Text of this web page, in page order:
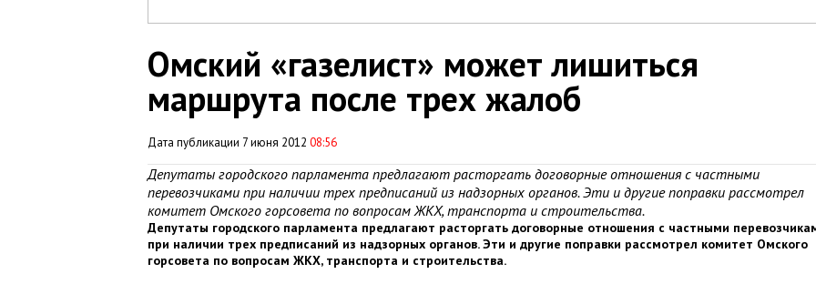
Омский «газелист» может лишиться
маршрута после трех жалоб
Дата публикации 7 июня 2012 08:56
Депутаты городского парламента предлагают расторгать договорные отношения с частными
перевозчиками при наличии трех предписаний из надзорных органов. Эти и другие поправки рассмотрел
комитет Омского горсовета по вопросам ЖКХ, транспорта и строительства.
Депутаты городского парламента предлагают расторгать договорные отношения с частными
при наличии трех предписаний из надзорных органов. Эти и другие поправки рассмотрел комитет Омского
горсовета по вопросам ЖКХ, транспорта и строительства.